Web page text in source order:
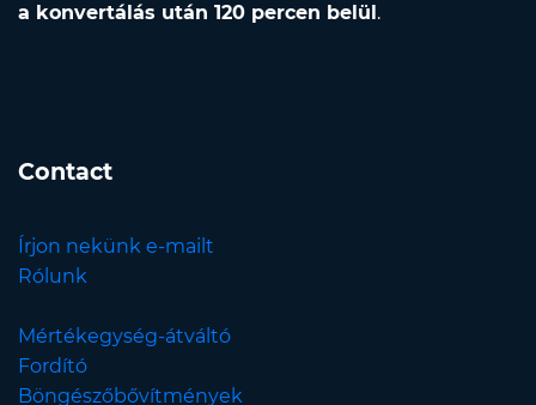
a konvertálás után 120 percen belül.
Contact
Írjon nekünk e-mailt
Rólunk
Mértékegység-átváltó
Fordító
Böngészőbővítmények